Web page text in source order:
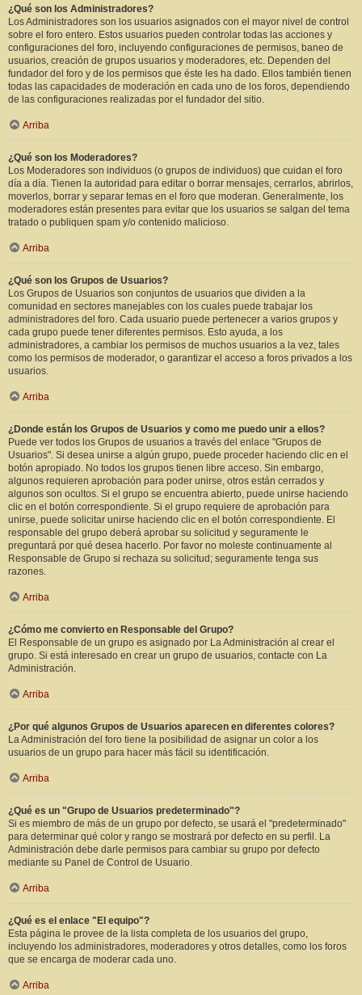
¿Qué son los Administradores?
Los Administradores son los usuarios asignados con el mayor nivel de control
sobre el foro entero. Estos usuarios pueden controlar todas las acciones y
configuraciones del foro, incluyendo configuraciones de permisos, baneo de
usuarios, creación de grupos usuarios y moderadores, etc. Dependen del
fundador del foro y de los permisos que éste les ha dado. Ellos también tienen
todas las capacidades de moderación en cada uno de los foros, dependiendo
de las configuraciones realizadas por el fundador del sitio.
Arriba
¿Qué son los Moderadores?
Los Moderadores son individuos (o grupos de individuos) que cuidan el foro
día a día. Tienen la autoridad para editar o borrar mensajes, cerrarlos, abrirlos,
moverlos, borrar y separar temas en el foro que moderan. Generalmente, los
moderadores están presentes para evitar que los usuarios se salgan del tema
tratado o publiquen spam y/o contenido malicioso.
Arriba
¿Qué son los Grupos de Usuarios?
Los Grupos de Usuarios son conjuntos de usuarios que dividen a la
comunidad en sectores manejables con los cuales puede trabajar los
administradores del foro. Cada usuario puede pertenecer a varios grupos y
cada grupo puede tener diferentes permisos. Esto ayuda, a los
administradores, a cambiar los permisos de muchos usuarios a la vez, tales
como los permisos de moderador, o garantizar el acceso a foros privados a los
usuarios.
Arriba
¿Donde están los Grupos de Usuarios y como me puedo unir a ellos?
Puede ver todos los Grupos de usuarios a través del enlace "Grupos de
Usuarios". Si desea unirse a algún grupo, puede proceder haciendo clic en el
botón apropiado. No todos los grupos tienen libre acceso. Sin embargo,
algunos requieren aprobación para poder unirse, otros están cerrados y
algunos son ocultos. Si el grupo se encuentra abierto, puede unirse haciendo
clic en el botón correspondiente. Si el grupo requiere de aprobación para
unirse, puede solicitar unirse haciendo clic en el botón correspondiente. El
responsable del grupo deberá aprobar su solicitud y seguramente le
preguntará por qué desea hacerlo. Por favor no moleste continuamente al
Responsable de Grupo si rechaza su solicitud; seguramente tenga sus
razones.
Arriba
¿Cómo me convierto en Responsable del Grupo?
El Responsable de un grupo es asignado por La Administración al crear el
grupo. Si está interesado en crear un grupo de usuarios, contacte con La
Administración.
Arriba
¿Por qué algunos Grupos de Usuarios aparecen en diferentes colores?
La Administración del foro tiene la posibilidad de asignar un color a los
usuarios de un grupo para hacer más fácil su identificación.
Arriba
¿Qué es un "Grupo de Usuarios predeterminado"?
Si es miembro de más de un grupo por defecto, se usará el "predeterminado"
para determinar qué color y rango se mostrará por defecto en su perfil. La
Administración debe darle permisos para cambiar su grupo por defecto
mediante su Panel de Control de Usuario.
Arriba
¿Qué es el enlace "El equipo"?
Esta página le provee de la lista completa de los usuarios del grupo,
incluyendo los administradores, moderadores y otros detalles, como los foros
que se encarga de moderar cada uno.
Arriba